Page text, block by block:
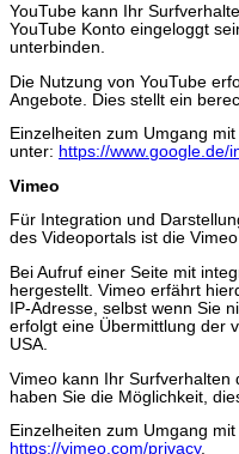
YouTube kann Ihr
YouTube Konto eingeloggt
unterbinden.
Die Nutzung von YouTube
Angebote. Dies stellt ein
Einzelheiten zum Umgang
unter: https://www.google.de/
Vimeo
Für Integration und
des Videoportals ist die
Bei Aufruf einer Seite mit
hergestellt. Vimeo erfährt
IP-Adresse, selbst wenn Sie
erfolgt eine Übermittlung der
USA.
Vimeo kann Ihr Surfverhalten
haben Sie die Möglichkeit,
Einzelheiten zum Umgang
https://vimeo.com/privacy.